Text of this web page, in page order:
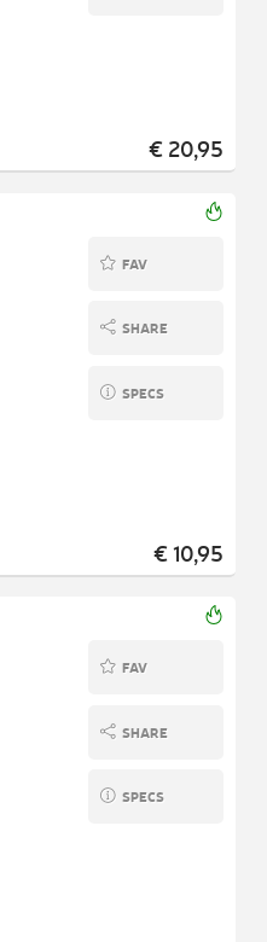
€ 20,95
FAV
SHARE
SPECS
€ 10,95
FAV
SHARE
SPECS